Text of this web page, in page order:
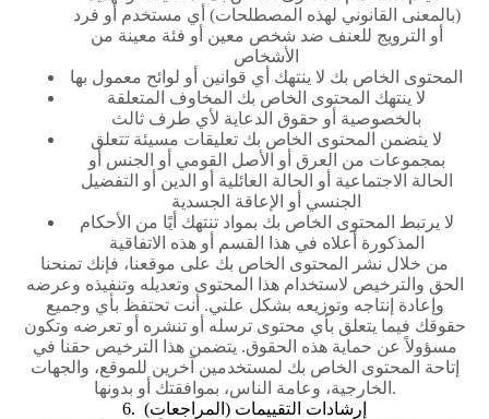
(بالمعنى القانوني لهذه المصطلحات) أي مستخدم أو فرد
أو الترويج للعنف ضد شخص معين أو فئة معينة من
الأشخاص
المحتوى الخاص بك لا ينتهك أي قوانين أو لوائح معمول بها
لا ينتهك المحتوى الخاص بك المخاوف المتعلقة
بالخصوصية أو حقوق الدعاية لأي طرف ثالث
لا يتضمن المحتوى الخاص بك تعليقات مسيئة تتعلق
بمجموعات من العرق أو الأصل القومي أو الجنس أو
الحالة الاجتماعية أو الحالة العائلية أو الدين أو التفضيل
الجنسي أو الإعاقة الجسدية
لا يرتبط المحتوى الخاص بك بمواد تنتهك أيًا من الأحكام
المذكورة أعلاه في هذا القسم أو هذه الاتفاقية
من خلال نشر المحتوى الخاص بك على موقعنا، فإنك تمنحنا
الحق والترخيص لاستخدام هذا المحتوى وتعديله وتنفيذه وعرضه
وإعادة إنتاجه وتوزيعه بشكل علني. أنت تحتفظ بأي وجميع
حقوقك فيما يتعلق بأي محتوى ترسله أو تنشره أو تعرضه وتكون
مسؤولاً عن حماية هذه الحقوق. يتضمن هذا الترخيص حقنا في
إتاحة المحتوى الخاص بك لمستخدمين آخرين للموقع، والجهات
الخارجية، وعامة الناس، بموافقتك أو بدونها.
6. إرشادات التقييمات (المراجعات)